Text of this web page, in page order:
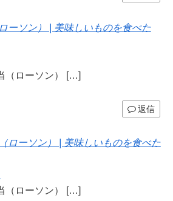
ーソン） | 美味しいものを食べた
（ローソン） […]
返信
ローソン） | 美味しいものを食べた
（ローソン） […]